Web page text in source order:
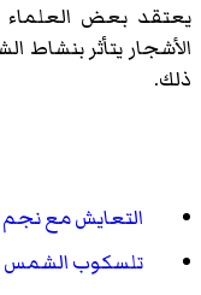
يعتقد بعض
الأشجار يتأثر بنشاط
ذلك.
التعايش مع نجم
تلسكوب